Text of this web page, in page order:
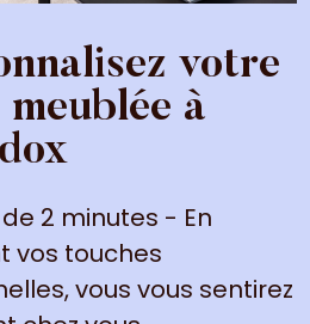
votre
à
2 minutes - En
vos touches
vous vous sentirez